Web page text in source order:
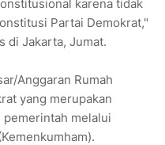
karena tidak
Partai Demokrat,"
di Jakarta, Jumat.
Anggaran Rumah
yang merupakan
melalui